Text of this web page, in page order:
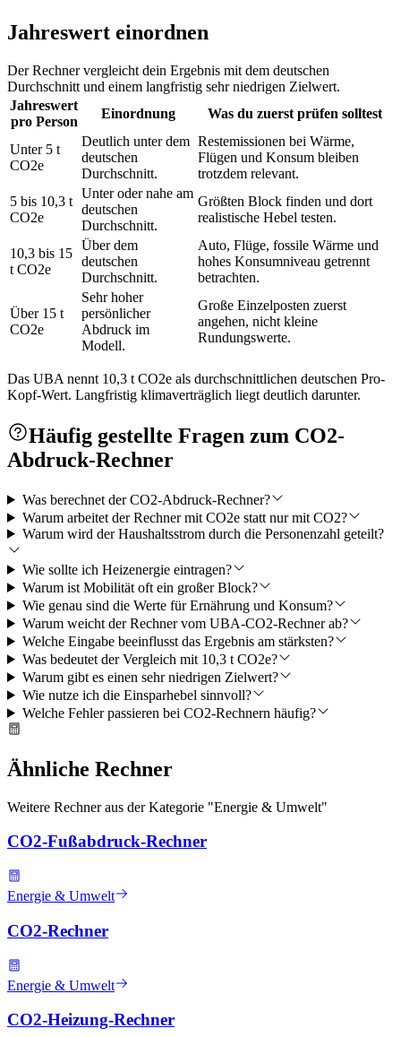
Jahreswert einordnen
Der Rechner vergleicht dein Ergebnis mit dem deutschen
Durchschnitt und einem langfristig sehr niedrigen Zielwert.
Jahreswert
pro Person
Einordnung Was du zuerst prüfen solltest
Unter 5 t
CO2e
Deutlich unter dem
deutschen
Durchschnitt.
Restemissionen bei Wärme,
Flügen und Konsum bleiben
trotzdem relevant.
5 bis 10,3 t
CO2e
Unter oder nahe am
deutschen
Durchschnitt.
Größten Block finden und dort
realistische Hebel testen.
10,3 bis 15
t CO2e
Über dem
deutschen
Durchschnitt.
Auto, Flüge, fossile Wärme und
hohes Konsumniveau getrennt
betrachten.
Über 15 t
CO2e
Sehr hoher
persönlicher
Abdruck im
Modell.
Große Einzelposten zuerst
angehen, nicht kleine
Rundungswerte.
Das UBA nennt 10,3 t CO2e als durchschnittlichen deutschen Pro-
Kopf-Wert. Langfristig klimaverträglich liegt deutlich darunter.
Häufig gestellte Fragen zum CO2-
Abdruck-Rechner
Was berechnet der CO2-Abdruck-Rechner?
Warum arbeitet der Rechner mit CO2e statt nur mit CO2?
Warum wird der Haushaltsstrom durch die Personenzahl geteilt?
Wie sollte ich Heizenergie eintragen?
Warum ist Mobilität oft ein großer Block?
Wie genau sind die Werte für Ernährung und Konsum?
Warum weicht der Rechner vom UBA-CO2-Rechner ab?
Welche Eingabe beeinflusst das Ergebnis am stärksten?
Was bedeutet der Vergleich mit 10,3 t CO2e?
Warum gibt es einen sehr niedrigen Zielwert?
Wie nutze ich die Einsparhebel sinnvoll?
Welche Fehler passieren bei CO2-Rechnern häufig?
Ähnliche Rechner
Weitere Rechner aus der Kategorie "Energie & Umwelt"
CO2-Fußabdruck-Rechner
Energie & Umwelt
CO2-Rechner
Energie & Umwelt
CO2-Heizung-Rechner